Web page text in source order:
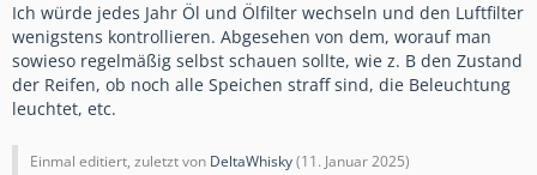
Ich würde jedes Jahr Öl und Ölfilter wechseln und den Luftfilter
wenigstens kontrollieren. Abgesehen von dem, worauf man
sowieso regelmäßig selbst schauen sollte, wie z. B den Zustand
der Reifen, ob noch alle Speichen straff sind, die Beleuchtung
leuchtet, etc.
Einmal editiert, zuletzt von DeltaWhisky(11. Januar 2025)